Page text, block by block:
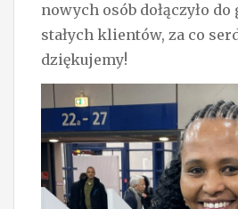
nowych osób dołączyło
stałych klientów, za co
dziękujemy!